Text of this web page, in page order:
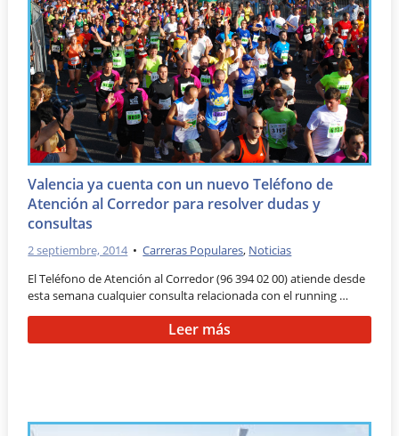
Valencia ya cuenta con un nuevo Teléfono de
Atención al Corredor para resolver dudas y
consultas
2 septiembre, 2014 •Carreras Populares, Noticias
El Teléfono de Atención al Corredor (96 394 02 00) atiende desde
esta semana cualquier consulta relacionada con el running …
Leer más